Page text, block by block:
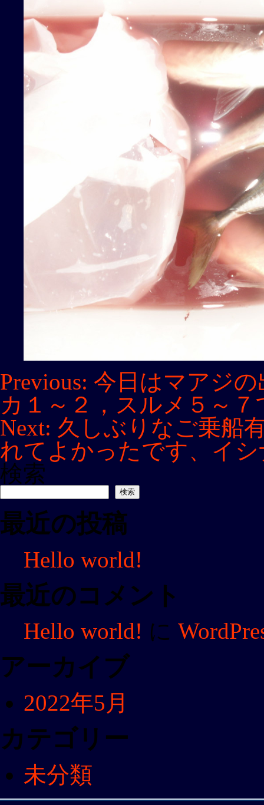
投
稿
ナ
ビ
ゲ
ー
シ
ョ
ン
Previous: 今日はマアジ
カ１～２，スルメ５～７
Next: 久しぶりなご乗船
れてよかったです、イ
検索
検索
最近の投稿
Hello world!
最近のコメント
Hello world! に
アーカイブ
2022年5月
カテゴリー
未分類